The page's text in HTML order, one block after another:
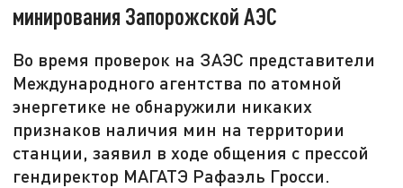
минирования Запорожской АЭС
Во время проверок на ЗАЭС представители
Международного агентства по атомной
энергетике не обнаружили никаких
признаков наличия мин на территории
станции, заявил в ходе общения с прессой
гендиректор МАГАТЭ Рафаэль Гросси.